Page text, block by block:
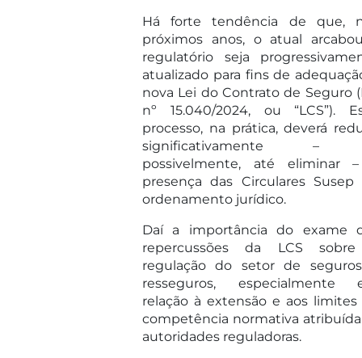
Há forte tendência de que,
próximos anos, o atual
regulatório seja
atualizado para fins de
nova Lei do Contrato de Seguro
nº 15.040/2024, ou “LCS”).
processo, na prática, deverá
significativamente –
possivelmente, até eliminar
presença das Circulares Susep
ordenamento jurídico.
Daí a importância do exame
repercussões da LCS
regulação do setor de
resseguros, especialmente
relação à extensão e aos limites
competência normativa atribuída
autoridades reguladoras.